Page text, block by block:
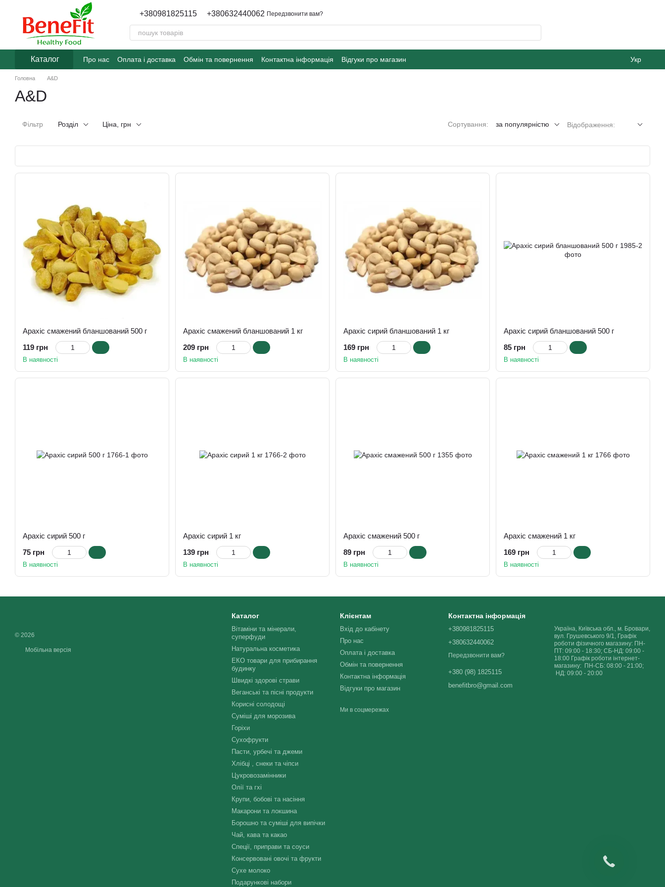
Перейти до основного контенту
+380981825115 +380632440062 Передзвонити вам?
Каталог Про нас Оплата і доставка Обмін та повернення Контактна інформація Відгуки про магазин Укр
Головна A&D
A&D
Фільтр Розділ Ціна, грн Сортування: за популярністю Відображення:
Арахіс смажений бланшований 500 г
119 грн
В наявності
Арахіс смажений бланшований 1 кг
209 грн
В наявності
Арахіс сирий бланшований 1 кг
169 грн
В наявності
Арахіс сирий бланшований 500 г
85 грн
В наявності
Арахіс сирий 500 г
75 грн
В наявності
Арахіс сирий 1 кг
139 грн
В наявності
Арахіс смажений 500 г
89 грн
В наявності
Арахіс смажений 1 кг
169 грн
В наявності
© 2026
Мобільна версія
Каталог
Вітаміни та мінерали,
суперфуди
Натуральна косметика
ЕКО товари для прибирання
будинку
Швидкі здорові страви
Веганські та пісні продукти
Корисні солодощі
Суміші для морозива
Горіхи
Сухофрукти
Пасти, урбечі та джеми
Хлібці , снеки та чіпси
Цукровозамінники
Олії та гхі
Крупи, бобові та насіння
Макарони та локшина
Борошно та суміші для випічки
Чай, кава та какао
Спеції, приправи та соуси
Консервовані овочі та фрукти
Сухе молоко
Подарункові набори
Клієнтам
Вхід до кабінету
Про нас
Оплата і доставка
Обмін та повернення
Контактна інформація
Відгуки про магазин
Ми в соцмережах
Контактна інформація
+380981825115
+380632440062
Передзвонити вам?
+380 (98) 1825115
benefitbro@gmail.com
Україна, Київська обл., м. Бровари,
вул. Грушевського 9/1, Графік
роботи фізичного магазину: ПН-
ПТ: 09:00 - 18:30; СБ-НД: 09:00 -
18:00 Графік роботи інтернет-
магазину: ПН-СБ: 08:00 - 21:00;
НД: 09:00 - 20:00